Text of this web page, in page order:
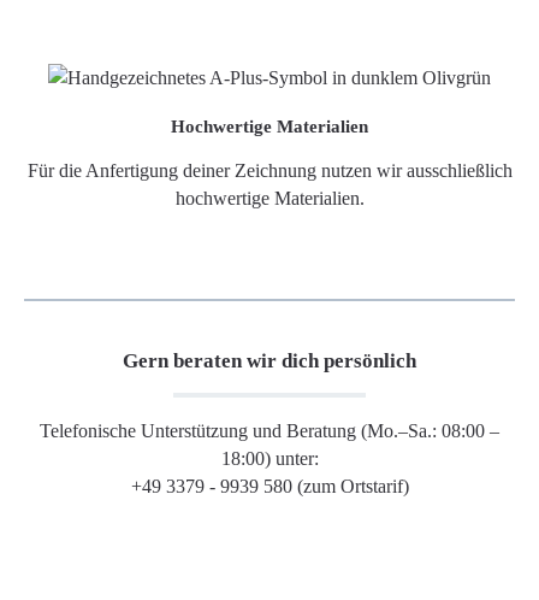
Hochwertige Materialien
Für die Anfertigung deiner Zeichnung nutzen wir ausschließlich
hochwertige Materialien.
Gern beraten wir dich persönlich
Telefonische Unterstützung und Beratung (Mo.–Sa.: 08:00 –
18:00) unter:
+49 3379 - 9939 580 (zum Ortstarif)